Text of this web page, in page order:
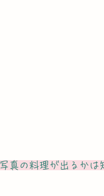
写真の料理が出るかは